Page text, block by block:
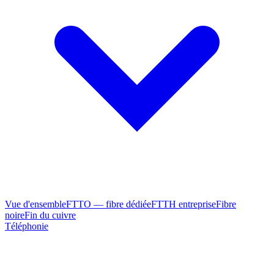
Vue d'ensembleFTTO — fibre dédiéeFTTH entrepriseFibre
noireFin du cuivre
Téléphonie